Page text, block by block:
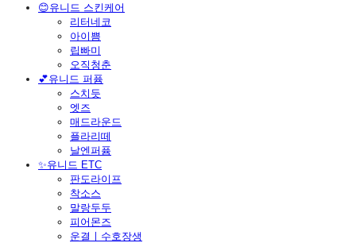
😊유니드 스킨케어
리터네코
아이쁨
립빠미
오직청춘
💕유니드 퍼퓸
스치듯
엣즈
매드라운드
플라리떼
날엔퍼퓸
​✨유니드 ETC
판도라이프
착소스
말랑두두
피어몬즈
운결ㅣ수호장생